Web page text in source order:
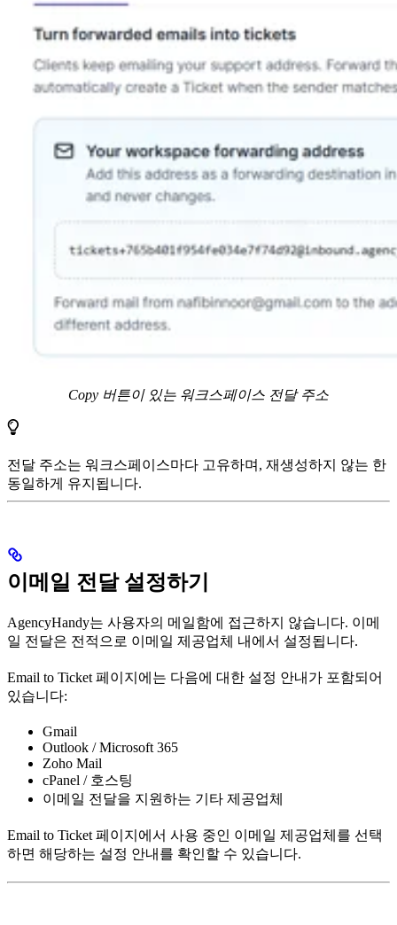
Copy 버튼이 있는 워크스페이스 전달 주소
전달 주소는 워크스페이스마다 고유하며, 재생성하지 않는 한
동일하게 유지됩니다.
이메일 전달 설정하기
AgencyHandy는 사용자의 메일함에 접근하지 않습니다. 이메
일 전달은 전적으로 이메일 제공업체 내에서 설정됩니다.
Email to Ticket 페이지에는 다음에 대한 설정 안내가 포함되어
있습니다:
Gmail
Outlook / Microsoft 365
Zoho Mail
cPanel / 호스팅
이메일 전달을 지원하는 기타 제공업체
Email to Ticket 페이지에서 사용 중인 이메일 제공업체를 선택
하면 해당하는 설정 안내를 확인할 수 있습니다.